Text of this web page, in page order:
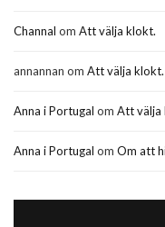
Channal om Att välja klokt.
annannan om Att välja klokt.
Anna i Portugal om Att välja
Anna i Portugal om Om att